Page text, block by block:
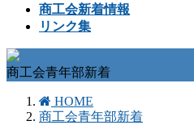
商工会新着情報
リンク集
商工会青年部新着
HOME
商工会青年部新着